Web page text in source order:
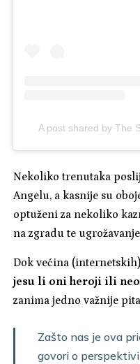
A post shared by The
Nekoliko trenutaka
Angelu, a kasnije su
optuženi za nekoliko
na zgradu te
Dok većina
jesu li oni heroji ili
zanima jedno važnije
Zašto nas je ova
govori o